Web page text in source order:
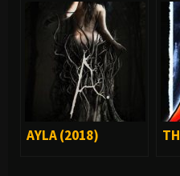
AYLA (2018)